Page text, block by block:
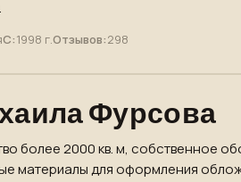
С:1998 г.Отзывов:298
Фурсова
более 2000 кв. м, собственное
материалы для оформления